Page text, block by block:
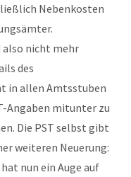
Nebenkosten
also nicht mehr
des
in allen Amtsstuben
Angaben mitunter zu
Die PST selbst gibt
weiteren Neuerung:
nun ein Auge auf